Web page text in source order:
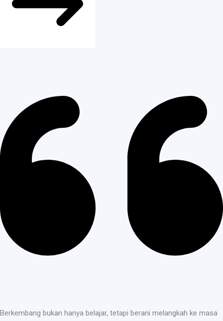
Berkembang bukan hanya belajar, tetapi berani melangkah ke masa